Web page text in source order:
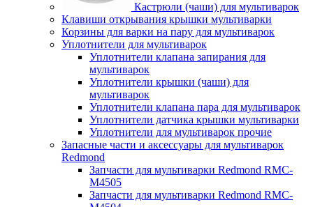
Кастрюли (чаши) для мультиварок
Клавиши открывания крышки мультиварки
Корзины для варки на пару для мультиварок
Уплотнители для мультиварок
Уплотнители клапана запирания для
мультиварок
Уплотнители крышки (чаши) для
мультиварок
Уплотнители клапана пара для мультиварок
Уплотнители датчика крышки мультиварки
Уплотнители для мультиварок прочие
Запасные части и аксессуары для мультиварок
Redmond
Запчасти для мультиварки Redmond RMC-
M4505
Запчасти для мультиварки Redmond RMC-